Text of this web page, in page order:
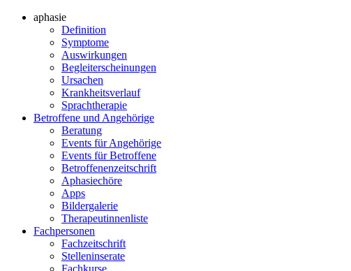
aphasie
Definition
Symptome
Auswirkungen
Begleiterscheinungen
Ursachen
Krankheitsverlauf
Sprachtherapie
Betroffene und Angehörige
Beratung
Events für Angehörige
Events für Betroffene
Betroffenenzeitschrift
Aphasiechöre
Apps
Bildergalerie
Therapeutinnenliste
Fachpersonen
Fachzeitschrift
Stelleninserate
Fachkurse